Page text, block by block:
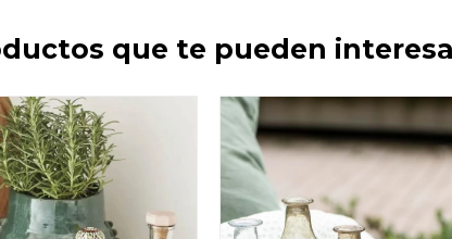
que te pueden